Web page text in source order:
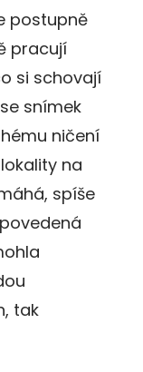
postupně
pracují
si schovají
snímek
ničení
na
spíše
tak